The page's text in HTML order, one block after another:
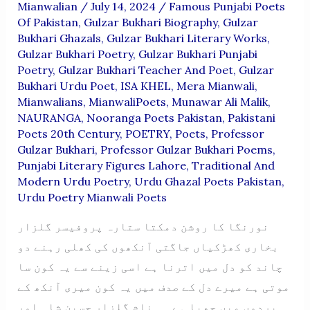
Mianwalian / July 14, 2024 / Famous Punjabi Poets
Of Pakistan, Gulzar Bukhari Biography, Gulzar
Bukhari Ghazals, Gulzar Bukhari Literary Works,
Gulzar Bukhari Poetry, Gulzar Bukhari Punjabi
Poetry, Gulzar Bukhari Teacher And Poet, Gulzar
Bukhari Urdu Poet, ISA KHEL, Mera Mianwali,
Mianwalians, MianwaliPoets, Munawar Ali Malik,
NAURANGA, Nooranga Poets Pakistan, Pakistani
Poets 20th Century, POETRY, Poets, Professor
Gulzar Bukhari, Professor Gulzar Bukhari Poems,
Punjabi Literary Figures Lahore, Traditional And
Modern Urdu Poetry, Urdu Ghazal Poets Pakistan,
Urdu Poetry Mianwali Poets
نورنگا کا روشن دمکتا ستارہ پروفیسر گلزار
بخاری کھڑکیاں جاگتی آنکھوں کی کھلی رہنے دو
چاند کو دل میں اترنا ہے اسی زینے سے یہ کون سا
موتی ہے میرے دل کے صدف میں یہ کون میری آنکھ کے
پردوں میں چھپا ہے نام گلزار حسین شاہ اور